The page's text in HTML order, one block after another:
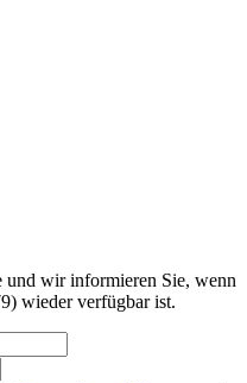
und wir informieren Sie, wenn
wieder verfügbar ist.